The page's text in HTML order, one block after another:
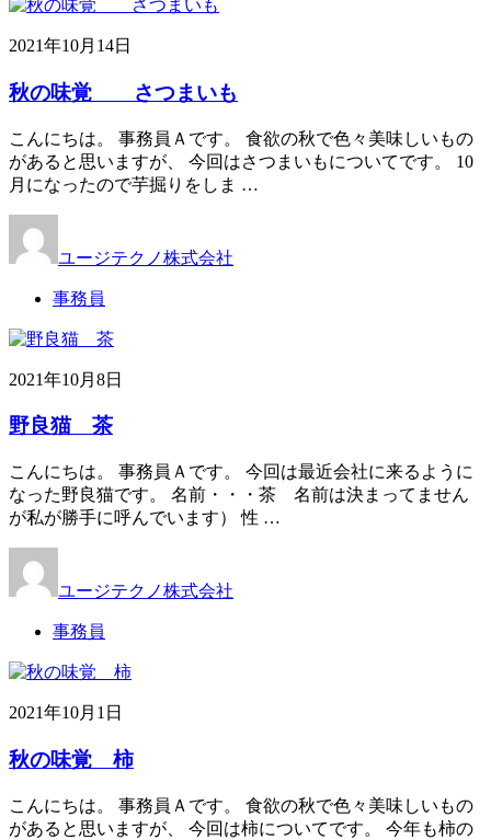
2021年10月14日
秋の味覚 さつまいも
こんにちは。 事務員Ａです。 食欲の秋で色々美味しいもの
があると思いますが、 今回はさつまいもについてです。 10
月になったので芋掘りをしま …
ユージテクノ株式会社
事務員
2021年10月8日
野良猫 茶
こんにちは。 事務員Ａです。 今回は最近会社に来るように
なった野良猫です。 名前・・・茶 名前は決まってません
が私が勝手に呼んでいます） 性 …
ユージテクノ株式会社
事務員
2021年10月1日
秋の味覚 柿
こんにちは。 事務員Ａです。 食欲の秋で色々美味しいもの
があると思いますが、 今回は柿についてです。 今年も柿の